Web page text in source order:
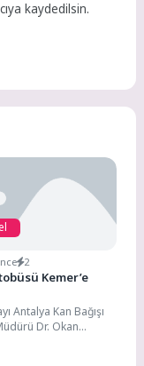
kaydedilsin.
2
Kemer’e
Antalya Kan Bağışı
Dr. Okan